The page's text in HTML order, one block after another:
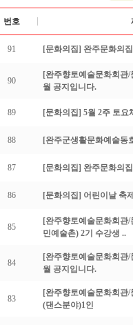
번호
91 [문화의집] 완주문화의
90
[완주향토예술문화회관
월 공지입니다.
89 [문화의집] 5월 2주 토요
88 [완주군생활문화예술동
87 [문화의집] 완주문화의
86 [문화의집] 어린이날 축
85
[완주향토예술문화회관
민예술촌) 2기 수강생 ..
84
[완주향토예술문화회관
월 공지입니다.
83
[완주향토예술문화회관
(댄스분야)1인